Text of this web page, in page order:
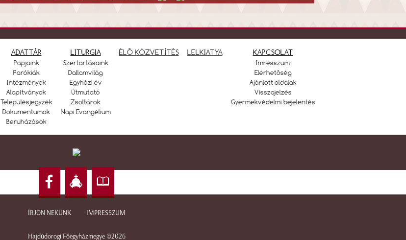
ADATTÁR
Papjaink
Parókiák
Intézmények
Alapítványok
Településjegyzék
Dokumentumok
Beruházások
LITURGIA
Szertartásaink
Dallamvilág
Egyházi év
Útmutató
Zsoltárok
Napi Evangélium
ÉLŐ KÖZVETÍTÉS LELKIATYA KAPCSOLAT
Imresszum
Elérhetőség
Ajánlott oldalak
Visszajelzés
Gyermekvédelmi bejelentés
ÍRJON NEKÜNK IMPRESSZUM
Hajdúdorogi Főegyházmegye ©2026